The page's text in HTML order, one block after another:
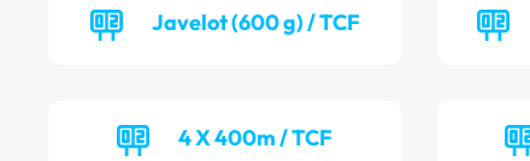
Javelot (600 g) / TCF
4 X 400m / TCF